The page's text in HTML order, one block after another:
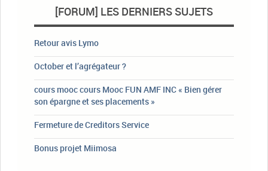
[FORUM] LES DERNIERS SUJETS
Retour avis Lymo
October et l’agrégateur ?
cours mooc cours Mooc FUN AMF INC « Bien gérer
son épargne et ses placements »
Fermeture de Creditors Service
Bonus projet Miimosa